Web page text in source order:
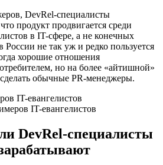
DevRel-специалисты
продукт продвигается среди
в IT-сфере, а не конечных
России не так уж и редко пользуется
хорошие отношения
но на более «айтишной»
обычные PR-менеджеры.
IT-евангелистов
DevRel-специалисты